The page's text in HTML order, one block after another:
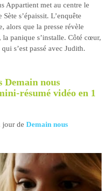
Appartient met au centre le
s’épaissit. L’enquête
alors que la presse révèle
la panique s’installe. Côté cœur,
s’est passé avec Judith.
Demain nous
résumé vidéo en 1
jour deDemain nous